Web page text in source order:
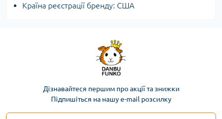
Країна реєстрації бренду: США
Дізнавайтеся першим про акції та знижки
Підпишіться на нашу e-mail розсилку